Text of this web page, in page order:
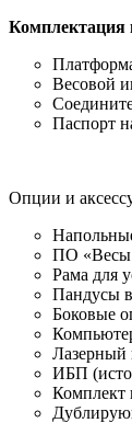
Комплектация
Весовой
Паспорт
Опции и
ПО «Весы
Рама для
Пандусы
Боковые
Лазерный
ИБП
Комплект